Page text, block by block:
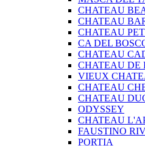
CHATEAU
CHATEAU
CHATEAU
CA DEL
CHATEAU
CHATEAU DE
VIEUX
CHATEAU
CHATEAU
ODYSSEY
CHATEAU
FAUSTINO
PORTIA